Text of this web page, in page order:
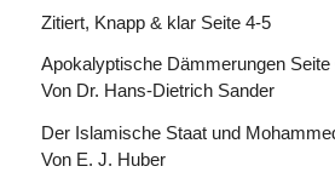
Zitiert, Knapp & klar Seite 4-5
Apokalyptische Dämmerungen Seite
Von Dr. Hans-Dietrich Sander
Der Islamische Staat und
Von E. J. Huber